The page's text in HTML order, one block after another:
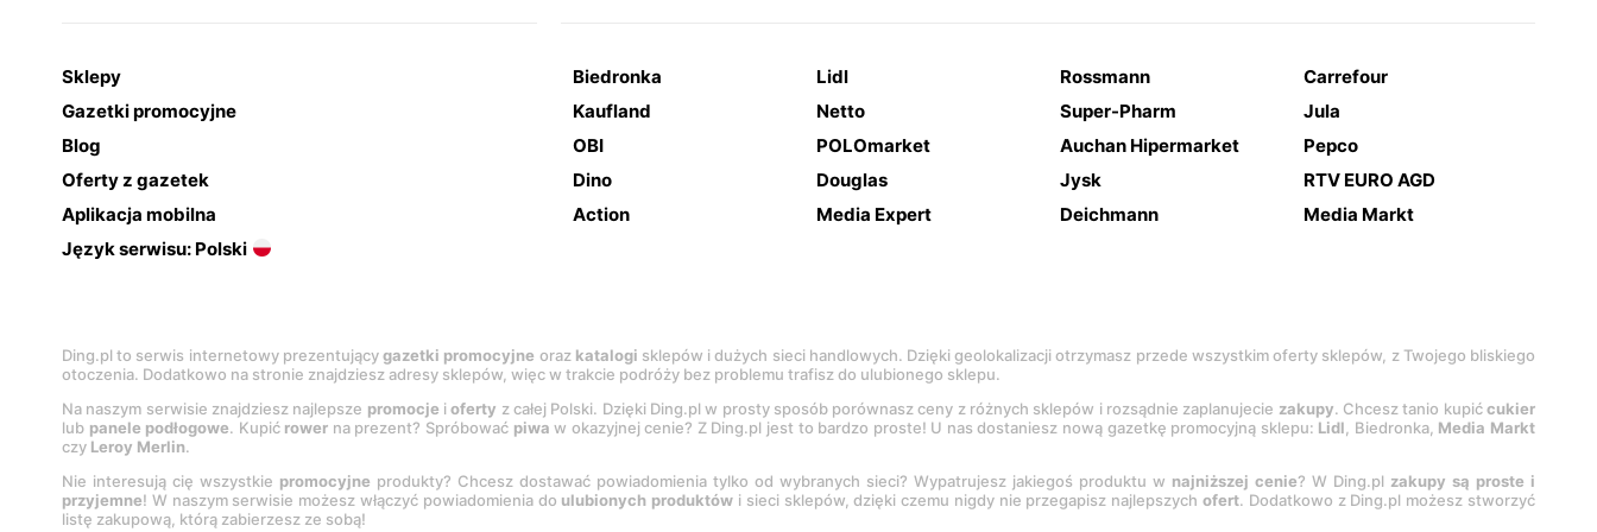
Sklepy
Gazetki promocyjne
Blog
Oferty z gazetek
Aplikacja mobilna
Język serwisu: Polski
Biedronka Lidl Rossmann
Carrefour
Kaufland
Netto Super-Pharm
Jula
OBI
POLOmarket Auchan Hipermarket
Pepco
Dino
Douglas Jysk
RTV EURO AGD
Action
Media Expert Deichmann Media Markt
Ding.pl to serwis internetowy prezentującygazetki promocyjne oraz katalogi sklepów i dużych sieci handlowych. Dzięki geolokalizacji otrzymasz przede wszystkim oferty sklepów, z Twojego bliskiego
otoczenia. Dodatkowo na stronie znajdziesz adresy sklepów, więc w trakcie podróży bez problemu trafisz do ulubionego sklepu.
Na naszym serwisie znajdziesz najlepsze promocje ioferty z całej Polski. Dzięki Ding.pl w prosty sposób porównasz ceny z różnych sklepów i rozsądnie zaplanujecie zakupy. Chcesz tanio kupićcukier
lub panele podłogowe. Kupić rower na prezent? Spróbować piwa w okazyjnej cenie? Z Ding.pl jest to bardzo proste! U nas dostaniesz nową gazetkę promocyjną sklepu: Lidl, Biedronka, Media Markt
czy Leroy Merlin.
Nie interesują cię wszystkie promocyjne produkty? Chcesz dostawać powiadomienia tylko od wybranych sieci? Wypatrujesz jakiegoś produktu w najniższej cenie? W Ding.pl zakupy są proste i
przyjemne! W naszym serwisie możesz włączyć powiadomienia do ulubionych produktów i sieci sklepów, dzięki czemu nigdy nie przegapisz najlepszychofert. Dodatkowo z Ding.pl możesz stworzyć
listę zakupową, którą zabierzesz ze sobą!